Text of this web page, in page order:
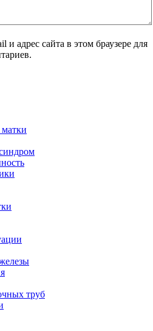
и адрес сайта в этом браузере для
труб